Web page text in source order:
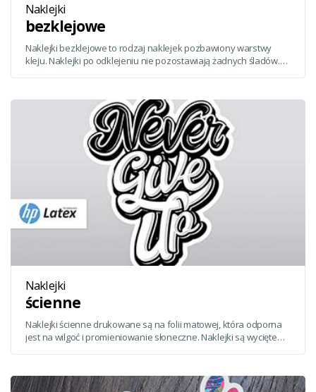
Naklejki
bezklejowe
Naklejki bezklejowe to rodzaj naklejek pozbawiony warstwy
kleju. Naklejki po odklejeniu nie pozostawiają żadnych śladów.
Naklejki
ścienne
Naklejki ścienne drukowane są na folii matowej, która odporna
jest na wilgoć i promieniowanie słoneczne. Naklejki są wycięte